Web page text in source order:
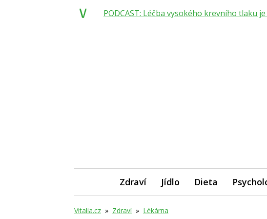
Zdraví Jídlo Dieta
Vitalia.cz » Zdraví » Lékárna
PODCAST: Léčba vysokého krevního tlaku